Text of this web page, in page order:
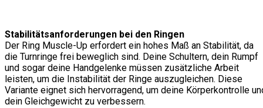
Stabilitätsanforderungen bei den Ringen
Der Ring Muscle-Up erfordert ein hohes Maß an Stabilität, da
die Turnringe frei beweglich sind. Deine Schultern, dein Rumpf
und sogar deine Handgelenke müssen zusätzliche Arbeit
leisten, um die Instabilität der Ringe auszugleichen. Diese
Variante eignet sich hervorragend, um deine Körperkontrolle
dein Gleichgewicht zu verbessern.